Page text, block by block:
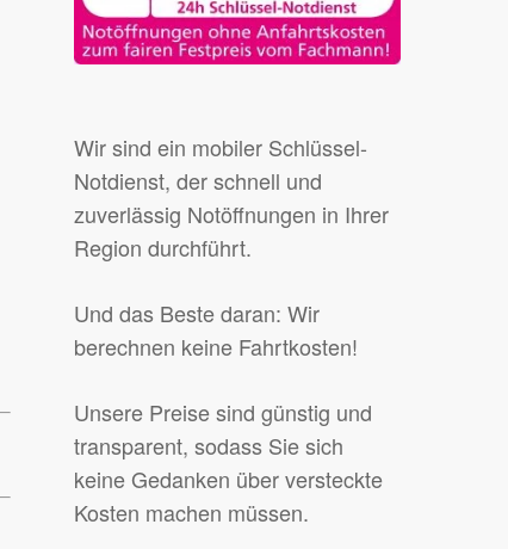
Wir sind ein mobiler Schlüssel-
Notdienst, der schnell und
zuverlässig Notöffnungen in Ihrer
Region durchführt.
Und das Beste daran: Wir
berechnen keine Fahrtkosten!
Unsere Preise sind günstig und
transparent, sodass Sie sich
keine Gedanken über versteckte
Kosten machen müssen.